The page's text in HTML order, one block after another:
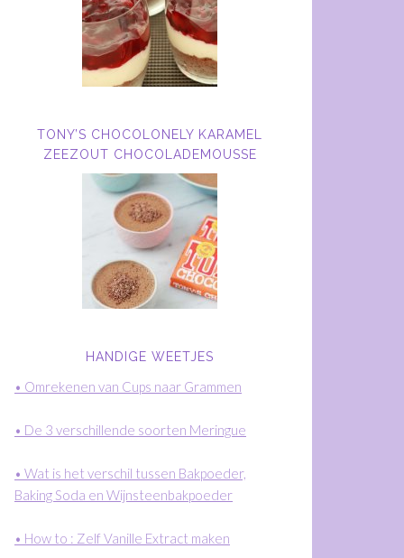
TONY’S CHOCOLONELY KARAMEL
ZEEZOUT CHOCOLADEMOUSSE
HANDIGE WEETJES
• Omrekenen van Cups naar Grammen
• De 3 verschillende soorten Meringue
• Wat is het verschil tussen Bakpoeder,
Baking Soda en Wijnsteenbakpoeder
• How to : Zelf Vanille Extract maken